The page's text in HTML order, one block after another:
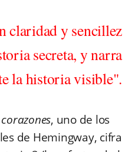
claridad y sencillez
secreta, y narra
la historia visible".
, uno de los
de Hemingway, cifra